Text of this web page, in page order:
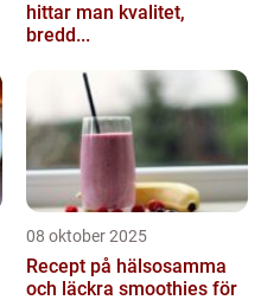
hittar man kvalitet,
bredd...
08 oktober 2025
Recept på hälsosamma
och läckra smoothies för